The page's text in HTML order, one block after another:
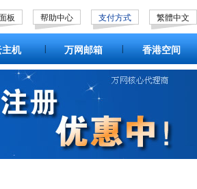
板 帮助中心 支付方式 繁體中文
主机 万网邮箱 香港空间